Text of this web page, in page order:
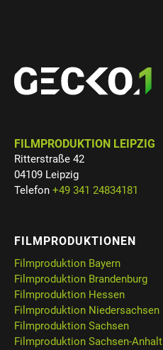
FILMPRODUKTION LEIPZIG
Ritterstraße 42
04109 Leipzig
Telefon +49 341 24834181
FILMPRODUKTIONEN
Filmproduktion Bayern
Filmproduktion Brandenburg
Filmproduktion Hessen
Filmproduktion Niedersachsen
Filmproduktion Sachsen
Filmproduktion Sachsen-Anhalt